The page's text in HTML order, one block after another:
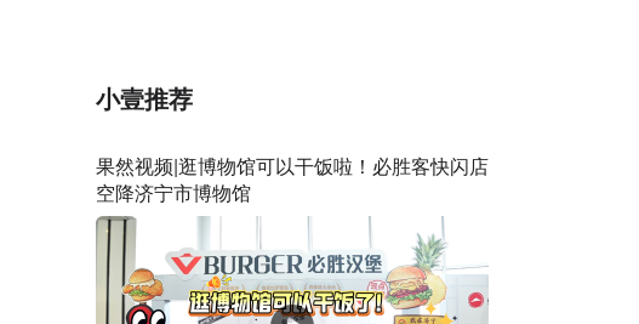
小壹推荐
果然视频|逛博物馆可以干饭啦！必胜客快闪店
空降济宁市博物馆